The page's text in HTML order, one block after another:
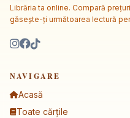
Librăria ta online. Compară
găsește-ți următoarea lectură
NAVIGARE
Acasă
Toate cărțile